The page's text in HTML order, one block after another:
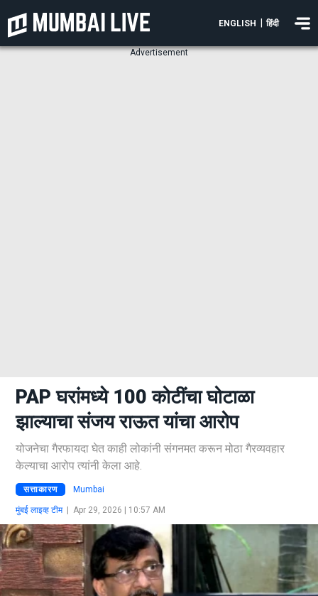
ENGLISH हिंदी
Advertisement
PAP घरांमध्ये 100 कोटींचा घोटाळा
झाल्याचा संजय राऊत यांचा आरोप
योजनेचा गैरफायदा घेत काही लोकांनी संगनमत करून मोठा गैरव्यवहार
केल्याचा आरोप त्यांनी केला आहे.
सत्ताकारण Mumbai
मुंबई लाइव्ह टीम| Apr 29, 2026 | 10:57 AM